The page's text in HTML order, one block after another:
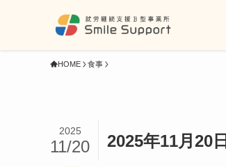
HOME 食事
2025年11月20日
2025
11/20